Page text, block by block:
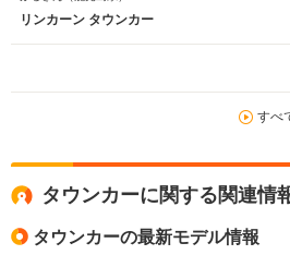
適に過ごせます。 後ろも
もちろん家電も乗ってしま
す。 ですが、故障を考え
リンカーン タウンカー
すべ
タウンカーに関する関連情
タウンカーの最新モデル情報